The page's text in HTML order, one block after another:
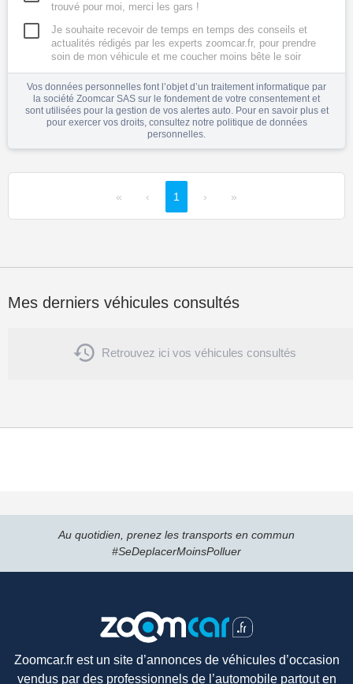
trouvé pour moi, merci les gars !
Je souhaite recevoir de temps en temps des conseils et
actualités rédigés par les experts zoomcar.fr, pour prendre
soin de mon véhicule et me coucher moins bête le soir
Vos données personnelles font l’objet d’un traitement informatique par
la société Zoomcar SAS sur le fondement de votre consentement et
sont utilisées pour la gestion de vos alertes auto. Pour en savoir plus et
pour exercer vos droits, consultez notre politique de données
personnelles.
« ‹ 1 › »
Mes derniers véhicules consultés
 Retrouvez ici vos véhicules consultés
Au quotidien, prenez les transports en commun
#SeDeplacerMoinsPolluer
Zoomcar.fr est un site d’annonces de véhicules d’occasion
vendus par des professionnels de l’automobile partout en